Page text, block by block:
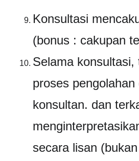
Konsultasi
(bonus : cakupan
Selama
proses
konsultan. dan
secara lisan